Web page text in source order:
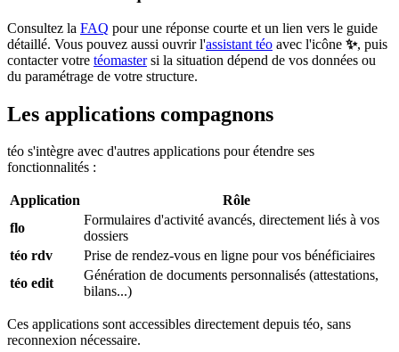
Consultez la FAQ pour une réponse courte et un lien vers le guide
détaillé. Vous pouvez aussi ouvrir l'assistant téo avec l'icône ✨, puis
contacter votre téomastersi la situation dépend de vos données ou
du paramétrage de votre structure.
Les applications compagnons
téo s'intègre avec d'autres applications pour étendre ses
fonctionnalités :
Application
Rôle
flo
Formulaires d'activité avancés, directement liés à vos
dossiers
téo rdv
Prise de rendez-vous en ligne pour vos bénéficiaires
téo edit
Génération de documents personnalisés (attestations,
bilans...)
Ces applications sont accessibles directement depuis téo, sans
reconnexion nécessaire.